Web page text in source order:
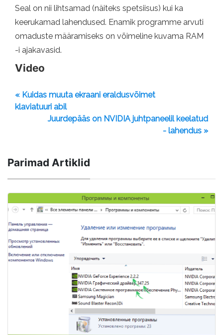
Seal on nii lihtsamad (näiteks spetsiisus) kui ka
keerukamad lahendused. Enamik programme arvuti
omaduste määramiseks on võimeline kuvama RAM
-i ajakavasid.
Video
« Kuidas muuta ekraani eraldusvõimet
klaviatuuri abil
Juurdepääs on NVIDIA juhtpaneelil keelatud
- lahendus »
Parimad Artiklid